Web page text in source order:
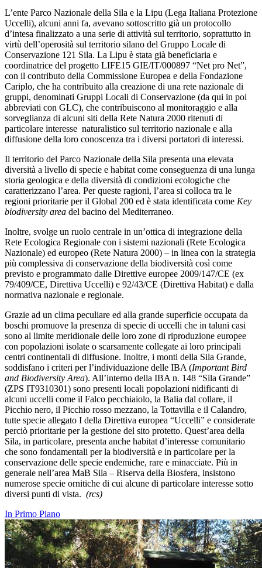
L’ente Parco Nazionale della Sila e la Lipu (Lega Italiana Protezione
Uccelli), alcuni anni fa, avevano sottoscritto già un protocollo
d’intesa finalizzato a una serie di attività sul territorio, soprattutto in
virtù dell’operosità sul territorio silano del Gruppo Locale di
Conservazione 121 Sila. La Lipu è stata già beneficiaria e
coordinatrice del progetto LIFE15 GIE/IT/000897 “Net pro Net”,
con il contributo della Commissione Europea e della Fondazione
Cariplo, che ha contribuito alla creazione di una rete nazionale di
gruppi, denominati Gruppi Locali di Conservazione (da qui in poi
abbreviati con GLC), che contribuiscono al monitoraggio e alla
sorveglianza di alcuni siti della Rete Natura 2000 ritenuti di
particolare interesse naturalistico sul territorio nazionale e alla
diffusione della loro conoscenza tra i diversi portatori di interessi.
Il territorio del Parco Nazionale della Sila presenta una elevata
diversità a livello di specie e habitat come conseguenza di una lunga
storia geologica e della diversità di condizioni ecologiche che
caratterizzano l’area. Per queste ragioni, l’area si colloca tra le
regioni prioritarie per il Global 200 ed è stata identificata come Key
biodiversity area del bacino del Mediterraneo.
Inoltre, svolge un ruolo centrale in un’ottica di integrazione della
Rete Ecologica Regionale con i sistemi nazionali (Rete Ecologica
Nazionale) ed europeo (Rete Natura 2000) – in linea con la strategia
più complessiva di conservazione della biodiversità così come
previsto e programmato dalle Direttive europee 2009/147/CE (ex
79/409/CE, Direttiva Uccelli) e 92/43/CE (Direttiva Habitat) e dalla
normativa nazionale e regionale.
Grazie ad un clima peculiare ed alla grande superficie occupata da
boschi promuove la presenza di specie di uccelli che in taluni casi
sono al limite meridionale delle loro zone di riproduzione europee
con popolazioni isolate o scarsamente collegate ai loro principali
centri continentali di diffusione. Inoltre, i monti della Sila Grande,
soddisfano i criteri per l’individuazione delle IBA (Important Bird
and Biodiversity Area). All’interno della IBA n. 148 “Sila Grande”
(ZPS IT9310301) sono presenti locali popolazioni nidificanti di
alcuni uccelli come il Falco pecchiaiolo, la Balia dal collare, il
Picchio nero, il Picchio rosso mezzano, la Tottavilla e il Calandro,
tutte specie allegato I della Direttiva europea “Uccelli” e considerate
perciò prioritarie per la gestione del sito protetto. Quest’area della
Sila, in particolare, presenta anche habitat d’interesse comunitario
che sono fondamentali per la biodiversità e in particolare per la
conservazione delle specie endemiche, rare e minacciate. Più in
generale nell’area MaB Sila – Riserva della Biosfera, insistono
numerose specie ornitiche di cui alcune di particolare interesse sotto
diversi punti di vista. (rcs)
In Primo Piano